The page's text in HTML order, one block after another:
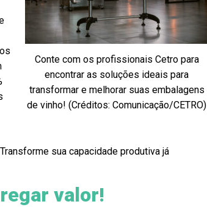
Conte com os profissionais Cetro para
encontrar as soluções ideais para
transformar e melhorar suas embalagens
de vinho! (Créditos: Comunicação/CETRO)
sua capacidade produtiva já
valor!